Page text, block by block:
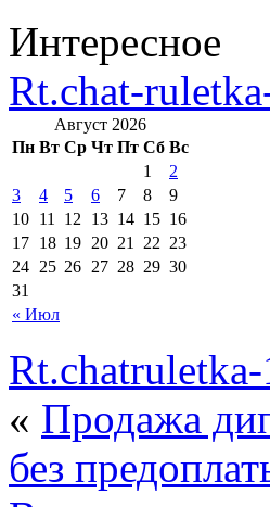
Интересное
Rt.chat-
Август 2026
Пн Вт Ср Чт Пт Сб Вс
« Июл
1
2
3
4 5 6 7 8
9
10 11 12 13 14 15 16
17 18 19 20 21 22 23
24 25 26 27 28 29 30
31
« Продажа
без